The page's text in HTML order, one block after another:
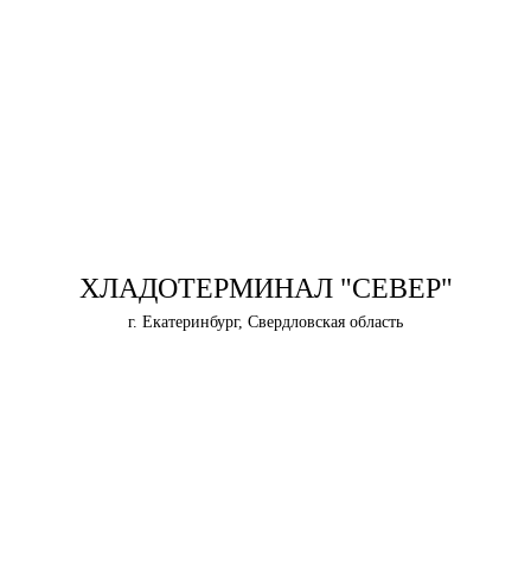
ХЛАДОТЕРМИНАЛ "СЕВЕР"
г. Екатеринбург, Свердловская область